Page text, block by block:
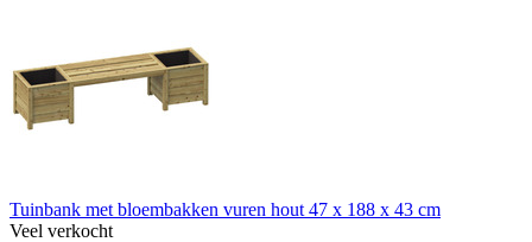
Tuinbank met bloembakken vuren hout 47 x 188 x 43 cm
Veel verkocht